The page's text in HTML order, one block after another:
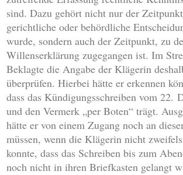
sind. Dazu gehört nicht nur der
gerichtliche oder behördliche
wurde, sondern auch der Zeitpunkt, zu
Willenserklärung zugegangen ist. Im
Beklagte die Angabe der Klägerin
überprüfen. Hierbei hätte er erkennen
dass das Kündigungsschreiben vom 22.
und den Vermerk „per Boten“ trägt.
hätte er von einem Zugang noch an
müssen, wenn die Klägerin nicht
konnte, dass das Schreiben bis zum
noch nicht in ihren Briefkasten gelangt